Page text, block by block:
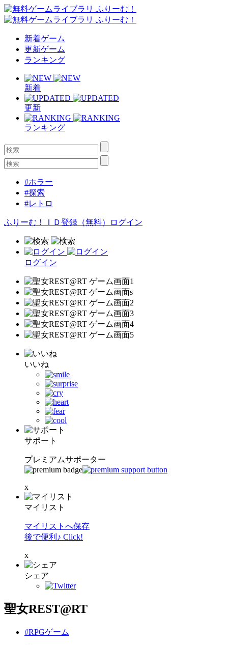
新着ゲーム
更新ゲーム
ランキング
新着
更新
ランキング
#ホラー
#探索
#レトロ
ふりーむ！ＩＤ登録（無料） ログイン
ログイン
いいね
サポート
プレミアムサポーター
x
マイリスト
マイリストへ保存
後で便利♪ Click!
x
シェア
聖女REST@RT
#RPGゲーム